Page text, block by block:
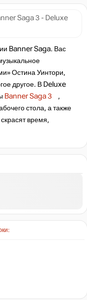
Saga 3 - Deluxe
Banner Saga. Вас
Остина Уинтори,
другое. В Deluxe
Banner Saga 3
,
стола, а также
время,